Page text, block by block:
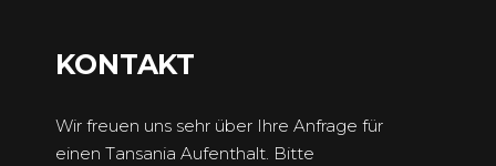
KONTAKT
Wir freuen uns sehr über Ihre Anfrage für
einen Tansania Aufenthalt. Bitte